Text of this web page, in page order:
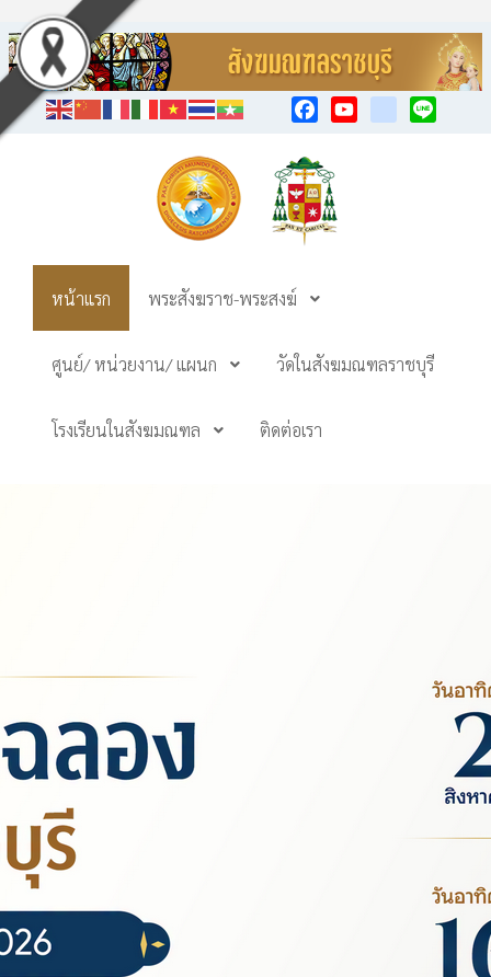
หน้าแรก พระสังฆราช-พระสงฆ์
ศูนย์/ หน่วยงาน/ แผนก วัดในสังฆมณฑลราชบุรี
โรงเรียนในสังฆมณฑล ติดต่อเรา